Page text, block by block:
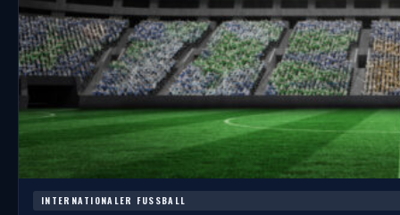
INTERNATIONALER FUSSBALL